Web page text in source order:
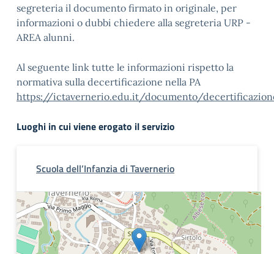
segreteria il documento firmato in originale, per
informazioni o dubbi chiedere alla segreteria URP -
AREA alunni.
Al seguente link tutte le informazioni rispetto la
normativa sulla decertificazione nella PA
https://ictavernerio.edu.it/documento/
Luoghi in cui viene erogato il servizio
Scuola dell’Infanzia di Tavernerio